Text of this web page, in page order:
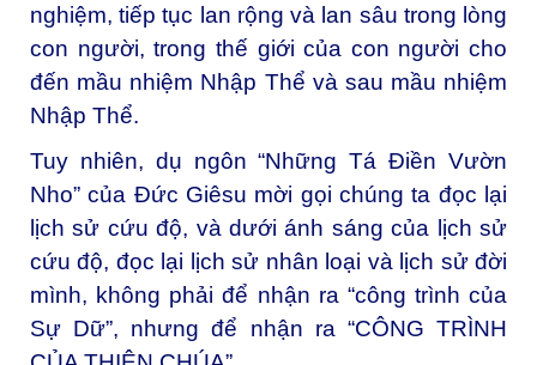
nghiệm, tiếp tục lan rộng và lan sâu trong lòng
con người, trong thế giới của con người cho
đến mầu nhiệm Nhập Thể và sau mầu nhiệm
Nhập Thể.
Tuy nhiên, dụ ngôn “Những Tá Điền Vườn
Nho” của Đức Giêsu mời gọi chúng ta đọc lại
lịch sử cứu độ, và dưới ánh sáng của lịch sử
cứu độ, đọc lại lịch sử nhân loại và lịch sử đời
mình, không phải để nhận ra “công trình của
Sự Dữ”, nhưng để nhận ra “CÔNG TRÌNH